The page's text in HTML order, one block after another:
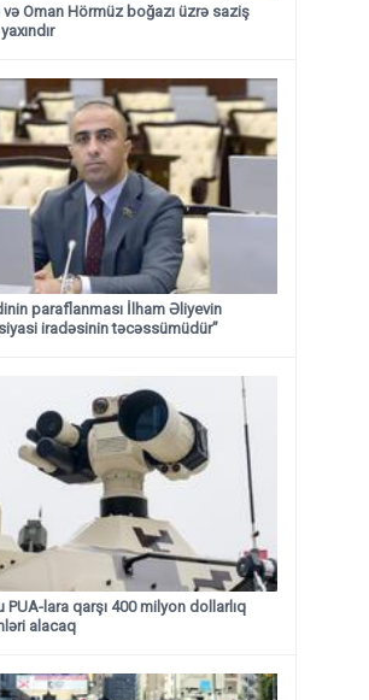
Oman Hörmüz boğazı üzrə saziş
paraflanması İlham Əliyevin
iradəsinin təcəssümüdür”
PUA-lara qarşı 400 milyon dollarlıq
alacaq